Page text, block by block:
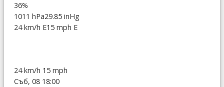
36%
1011 hPa29.85 inHg
24 km/h E15 mph E
24 km/h 15 mph
Съб, 08 18:00